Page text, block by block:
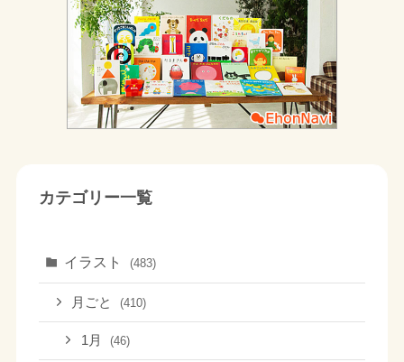
カテゴリー一覧
イラスト (483)
月ごと (410)
1月 (46)